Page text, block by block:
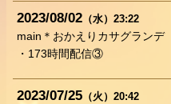
2023 08 02 （水） 23:22
main＊おかえりカサグランデ
・173時間配信③
2023 07 25 （火） 20:42